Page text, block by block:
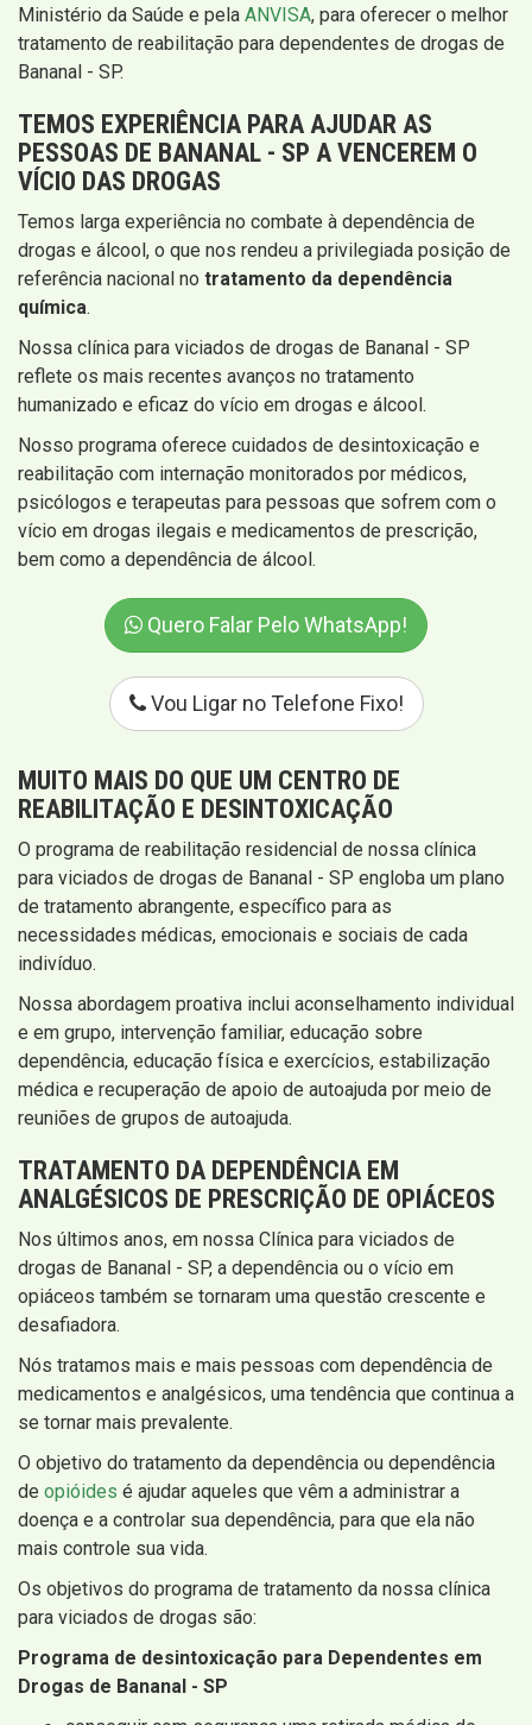
Ministério da Saúde e pela ANVISA, para oferecer o melhor
tratamento de reabilitação para dependentes de drogas de
Bananal - SP.
TEMOS EXPERIÊNCIA PARA AJUDAR AS
PESSOAS DE BANANAL - SP A VENCEREM O
VÍCIO DAS DROGAS
Temos larga experiência no combate à dependência de
drogas e álcool, o que nos rendeu a privilegiada posição de
referência nacional no tratamento da dependência
química.
Nossa clínica para viciados de drogas de Bananal - SP
reflete os mais recentes avanços no tratamento
humanizado e eficaz do vício em drogas e álcool.
Nosso programa oferece cuidados de desintoxicação e
reabilitação com internação monitorados por médicos,
psicólogos e terapeutas para pessoas que sofrem com o
vício em drogas ilegais e medicamentos de prescrição,
bem como a dependência de álcool.
Quero Falar Pelo WhatsApp!
Vou Ligar no Telefone Fixo!
MUITO MAIS DO QUE UM CENTRO DE
REABILITAÇÃO E DESINTOXICAÇÃO
O programa de reabilitação residencial de nossa clínica
para viciados de drogas de Bananal - SP engloba um plano
de tratamento abrangente, específico para as
necessidades médicas, emocionais e sociais de cada
indivíduo.
Nossa abordagem proativa inclui aconselhamento individual
e em grupo, intervenção familiar, educação sobre
dependência, educação física e exercícios, estabilização
médica e recuperação de apoio de autoajuda por meio de
reuniões de grupos de autoajuda.
TRATAMENTO DA DEPENDÊNCIA EM
ANALGÉSICOS DE PRESCRIÇÃO DE OPIÁCEOS
Nos últimos anos, em nossa Clínica para viciados de
drogas de Bananal - SP, a dependência ou o vício em
opiáceos também se tornaram uma questão crescente e
desafiadora.
Nós tratamos mais e mais pessoas com dependência de
medicamentos e analgésicos, uma tendência que continua a
se tornar mais prevalente.
O objetivo do tratamento da dependência ou dependência
de opióides é ajudar aqueles que vêm a administrar a
doença e a controlar sua dependência, para que ela não
mais controle sua vida.
Os objetivos do programa de tratamento da nossa clínica
para viciados de drogas são:
Programa de desintoxicação para Dependentes em
Drogas de Bananal - SP